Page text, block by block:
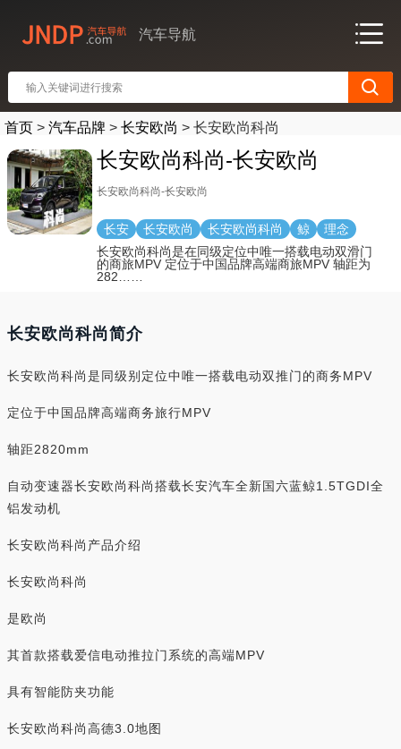
汽车导航
首页 > 汽车品牌 > 长安欧尚 > 长安欧尚科尚
长安欧尚科尚-长安欧尚
长安欧尚科尚-长安欧尚
长安 长安欧尚 长安欧尚科尚 鲸
理念
长安欧尚科尚是在同级定位中唯一搭载电动双滑门
的商旅MPV 定位于中国品牌高端商旅MPV 轴距为
282……
长安欧尚科尚简介
长安欧尚科尚是同级别定位中唯一搭载电动双推门的商务MPV
定位于中国品牌高端商务旅行MPV
轴距2820mm
自动变速器长安欧尚科尚搭载长安汽车全新国六蓝鲸1.5TGDI全
铝发动机
长安欧尚科尚产品介绍
长安欧尚科尚
是欧尚
其首款搭载爱信电动推拉门系统的高端MPV
具有智能防夹功能
长安欧尚科尚高德3.0地图